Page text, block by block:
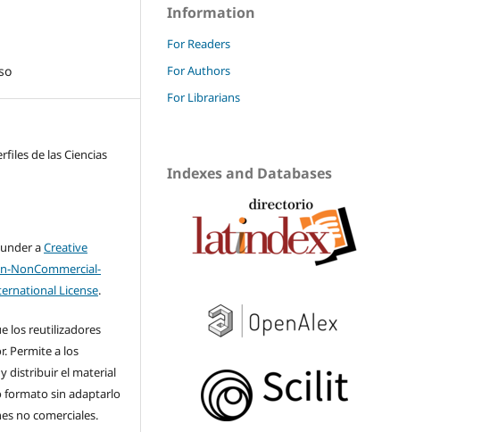
de las Ciencias
under aCreative
NonCommercial-
License.
los reutilizadores
Permite a los
distribuir el material
formato sin adaptarlo
no comerciales.
Information
For Readers
For Authors
For Librarians
Indexes and Databases